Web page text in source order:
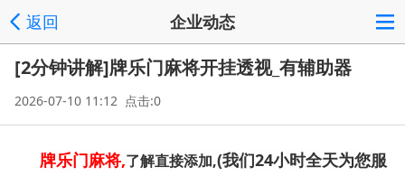
返回 企业动态
[2分钟讲解]牌乐门麻将开挂透视_有辅助器
2026-07-10 11:12 点击:0
牌乐门麻将,了解直接添加,(我们24小时全天为您服